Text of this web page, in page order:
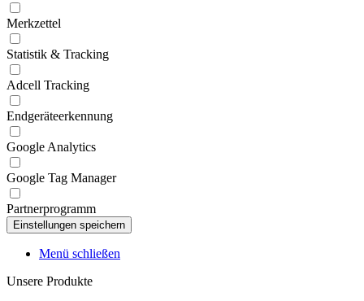
Merkzettel
Statistik & Tracking
Adcell Tracking
Endgeräteerkennung
Google Analytics
Google Tag Manager
Partnerprogramm
Menü schließen
Unsere Produkte